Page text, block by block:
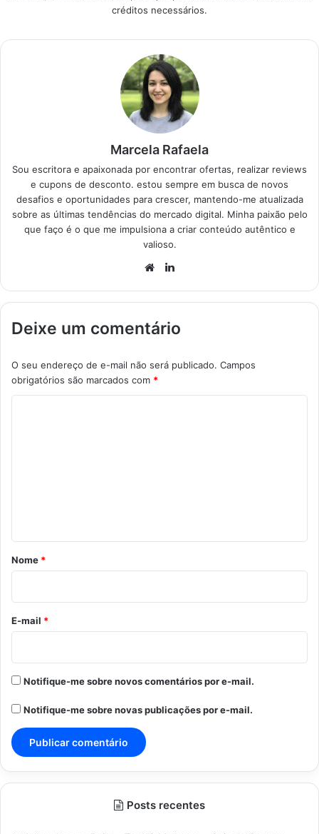
O resultado…
créditos necessários.
Marcela Rafaela
Sou escritora e apaixonada por encontrar ofertas, realizar reviews
e cupons de desconto. estou sempre em busca de novos
desafios e oportunidades para crescer, mantendo-me atualizada
sobre as últimas tendências do mercado digital. Minha paixão pelo
que faço é o que me impulsiona a criar conteúdo autêntico e
valioso.
Website
Deixe um comentário
O seu endereço de e-mail não será publicado. Campos
obrigatórios são marcados com *
r
o
*
Nome *
E-mail *
Notifique-me sobre novos comentários por e-mail.
Notifique-me sobre novas publicações por e-mail.
Posts recentes